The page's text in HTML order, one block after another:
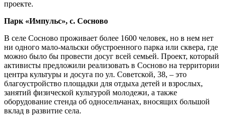
проекте.
Парк «Импульс», с. Сосново
В селе Сосново проживает более 1600 человек, но в нем нет
ни одного мало-мальски обустроенного парка или сквера, где
можно было бы провести досуг всей семьей. Проект, который
активисты предложили реализовать в Сосново на территории
центра культуры и досуга по ул. Советской, 38, – это
благоустройство площадки для отдыха детей и взрослых,
занятий физической культурой молодежи, а также
оборудование стенда об односельчанах, вносящих большой
вклад в развитие села.